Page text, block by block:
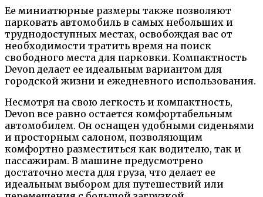
Ее миниатюрные размеры также позволяют
парковать автомобиль в самых небольших и
труднодоступных местах, освобождая вас от
необходимости тратить время на поиск
свободного места для парковки. Компактность
Devon делает ее идеальным вариантом для
городской жизни и ежедневного использования.
Несмотря на свою легкость и компактность,
Devon все равно остается комфортабельным
автомобилем. Он оснащен удобными сиденьями
и просторным салоном, позволяющим
комфортно разместиться как водителю, так и
пассажирам. В машине предусмотрено
достаточно места для груза, что делает ее
идеальным выбором для путешествий или